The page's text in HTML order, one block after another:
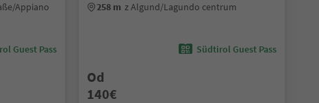
Appiano
Guest Pass
258 m z Algund/Lagundo centrum
Südtirol Guest Pass
Od
140€